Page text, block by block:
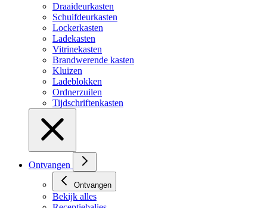
Draaideurkasten
Schuifdeurkasten
Lockerkasten
Ladekasten
Vitrinekasten
Brandwerende kasten
Kluizen
Ladeblokken
Ordnerzuilen
Tijdschriftenkasten
Ontvangen
Ontvangen
Bekijk alles